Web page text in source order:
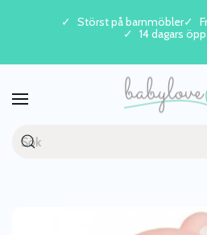
Skip to main content
Störst på barnmöbler
14 dagars